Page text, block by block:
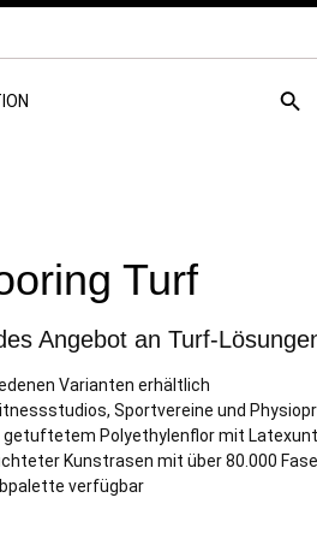
Turf
Angebot an Turf-
Varianten erhältlich
Sportvereine und
getuftetem Polyethylenflor mit
Kunstrasen mit über 80.000
verfügbar